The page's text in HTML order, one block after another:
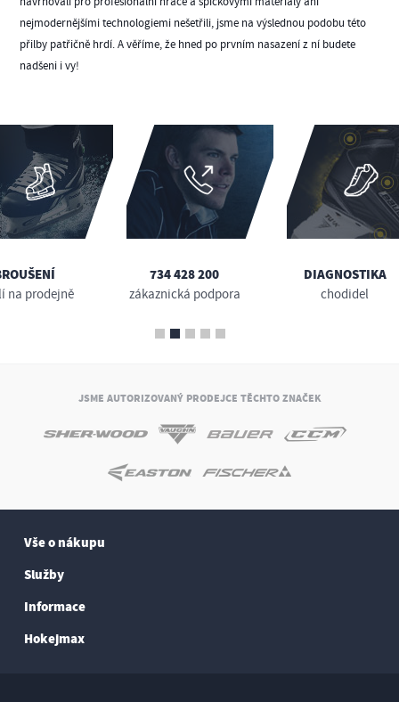
nejmodernějšími technologiemi nešetřili, jsme na výslednou podobu této
přilby patřičně hrdí. A věříme, že hned po prvním nasazení z ní budete
nadšeni i vy!
na prodejně
734 428 200
zákaznická podpora
DIAGNOSTIKA
chodidel
JSME AUTORIZOVANÝ PRODEJCE TĚCHTO ZNAČEK
Vše o nákupu
Služby
Informace
Hokejmax